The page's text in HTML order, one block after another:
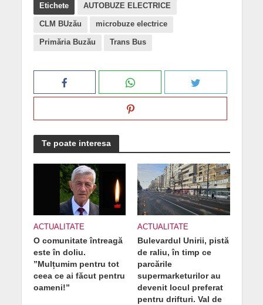
Etichete AUTOBUZE ELECTRICE
CLM BUzău microbuze electrice
Primăria Buzău Trans Bus
Te poate interesa
ACTUALITATE
O comunitate întreagă
este în doliu.
”Mulțumim pentru tot
ceea ce ai făcut pentru
oameni!”
ACTUALITATE
Bulevardul Unirii, pistă
de raliu, în timp ce
parcările
supermarketurilor au
devenit locul preferat
pentru drifturi. Val de